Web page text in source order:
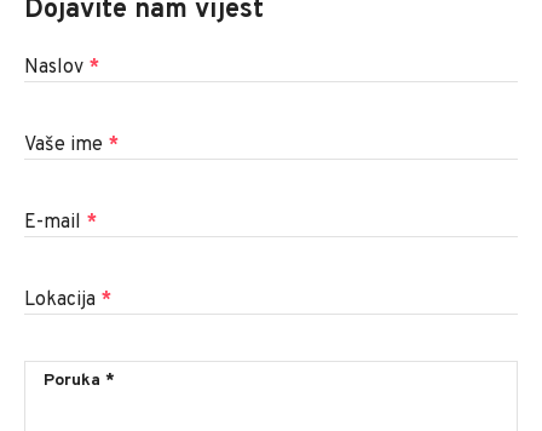
Dojavite nam vijest
Naslov *
Vaše ime *
E-mail *
Lokacija *